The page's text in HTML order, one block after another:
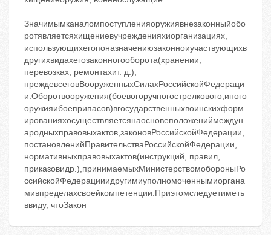
Значимымканаломпоступленияоружиявнезаконныйобо
ротявляетсяхищениевучрежденияхиорганизациях,
использующихегопоназначениюзаконноиучаствующихв
другихвидахегозаконногооборота(хранении,
перевозках, ремонтахит. д.),
преждевсеговВооруженныхСилахРоссийскойФедераци
и.Оборотвооружения(боевогоручногострелкового,иного
оружияибоеприпасов)вгосударственныхвоинскихформ
ированияхосуществляетсянаосновеположениймеждун
ародныхправовыхактов,законовРоссийскойФедерации,
постановленийПравительстваРоссийскойФедерации,
нормативныхправовыхактов(инструкций, правил,
приказовидр.),принимаемыхМинистерствомобороныРо
ссийскойФедерацииидругимиуполномоченнымиоргана
мивпределахсвоейкомпетенции.Приэтомследуетиметь
ввиду, чтоЗакон